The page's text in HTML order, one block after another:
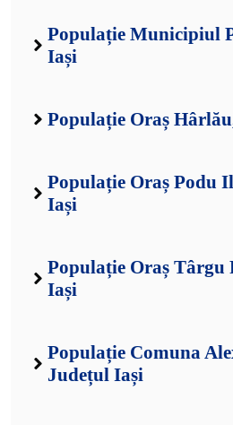
Populație Municipiul
Iași
Populație Oraș
Populație Oraș Podu
Iași
Populație Oraș Târgu
Iași
Populație Comuna
Județul Iași